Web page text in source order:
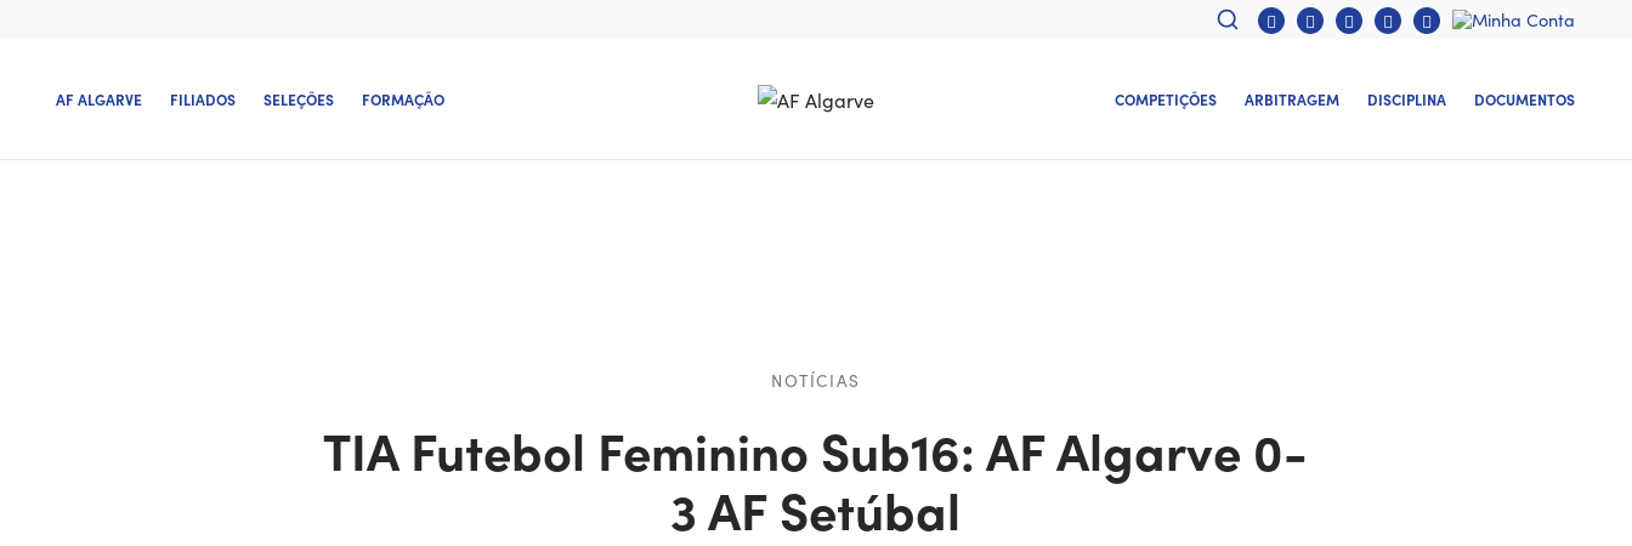
AF ALGARVE FILIADOS SELEÇÕES FORMAÇÃO COMPETIÇÕES ARBITRAGEM DISCIPLINA DOCUMENTOS
NOTÍCIAS
TIA Futebol Feminino Sub16: AF Algarve 0-
3 AF Setúbal